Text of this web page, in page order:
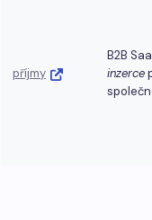
příjmy
B2B
inzerce